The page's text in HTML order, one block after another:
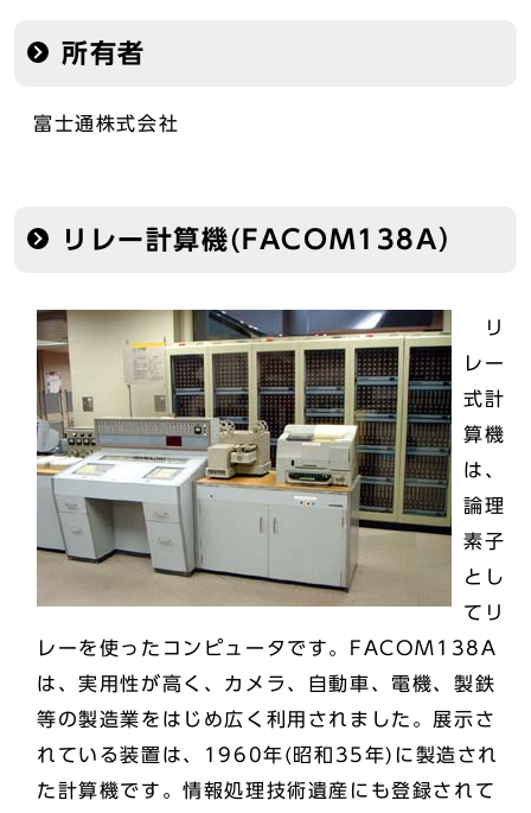
所有者
富士通株式会社
リレー計算機(FACOM138A）
リ
レー
式計
算機
は、
論理
素子
とし
てリ
レーを使ったコンピュータです。FACOM138A
は、実用性が高く、カメラ、自動車、電機、製鉄
等の製造業をはじめ広く利用されました。展示さ
れている装置は、1960年(昭和35年)に製造され
た計算機です。情報処理技術遺産にも登録されて